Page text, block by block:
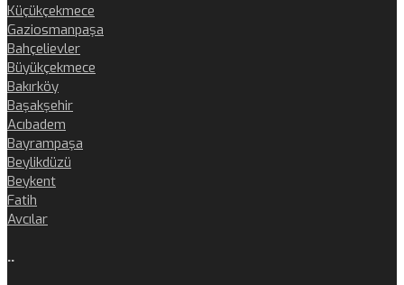
Küçükçekmece
Gaziosmanpaşa
Bahçelievler
Büyükçekmece
Bakırköy
Başakşehir
Acıbadem
Bayrampaşa
Beylikdüzü
Beykent
Fatih
Avcılar
..